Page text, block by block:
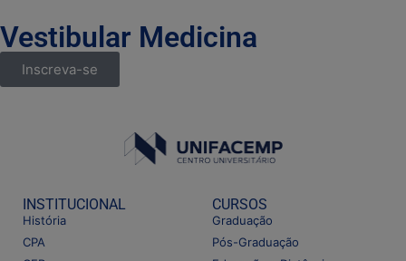
Vestibular Medicina
Inscreva-se
INSTITUCIONAL
História
CPA
CURSOS
Graduação
Pós-Graduação